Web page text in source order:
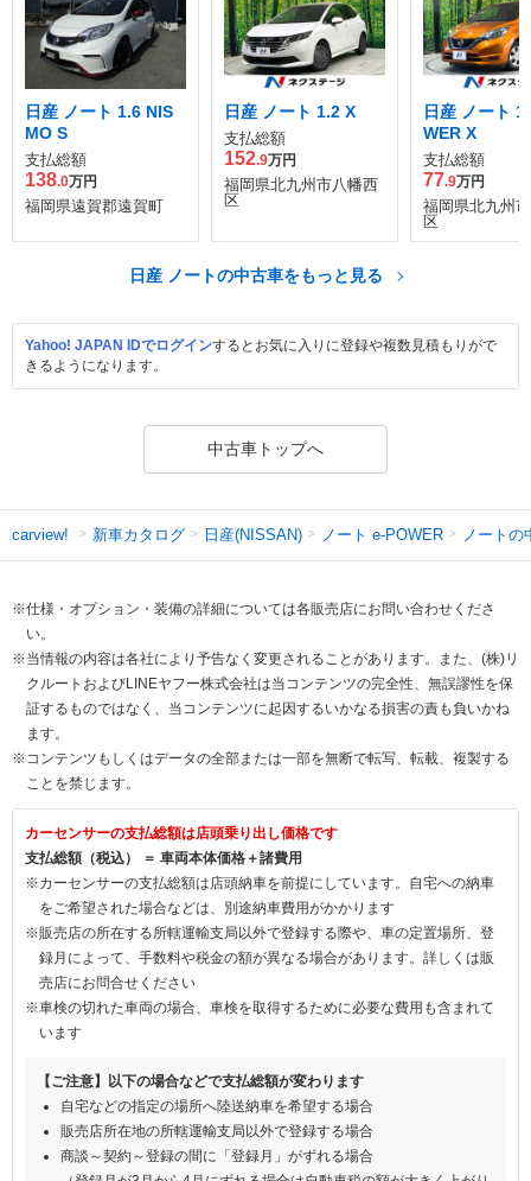
日産 ノート 1.6 NIS
MO S
支払総額
138.0万円
福岡県遠賀郡遠賀町
日産 ノート 1.2 X
支払総額
152.9万円
福岡県北九州市八幡西
区
日産 ノート
WER X
支払総額
77.9万円
福岡県北九州
区
日産 ノートの中古車をもっと見る
Yahoo! JAPAN IDでログインするとお気に入りに登録や複数見積もりがで
きるようになります。
中古車トップへ
carview! 新車カタログ 日産(NISSAN) ノート e-POWER ノートの
※仕様・オプション・装備の詳細については各販売店にお問い合わせくださ
い。
※当情報の内容は各社により予告なく変更されることがあります。また、(株)リ
クルートおよびLINEヤフー株式会社は当コンテンツの完全性、無誤謬性を保
証するものではなく、当コンテンツに起因するいかなる損害の責も負いかね
ます。
※コンテンツもしくはデータの全部または一部を無断で転写、転載、複製する
ことを禁じます。
カーセンサーの支払総額は店頭乗り出し価格です
支払総額（税込） ＝ 車両本体価格＋諸費用
※カーセンサーの支払総額は店頭納車を前提にしています。自宅への納車
をご希望された場合などは、別途納車費用がかかります
※販売店の所在する所轄運輸支局以外で登録する際や、車の定置場所、登
録月によって、手数料や税金の額が異なる場合があります。詳しくは販
売店にお問合せください
※車検の切れた車両の場合、車検を取得するために必要な費用も含まれて
います
【ご注意】以下の場合などで支払総額が変わります
自宅などの指定の場所へ陸送納車を希望する場合
販売店所在地の所轄運輸支局以外で登録する場合
商談～契約～登録の間に「登録月」がずれる場合